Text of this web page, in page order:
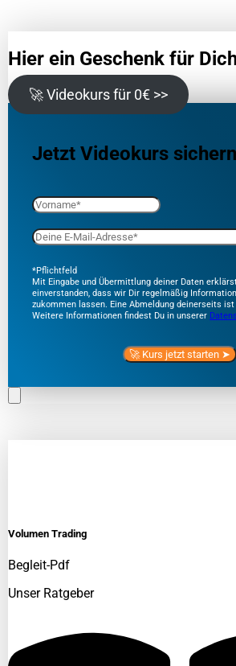
Hier ein Geschenk für
🚀 Videokurs für 0€ >>
Jetzt Videokurs sichern
*Pflichtfeld
Mit Eingabe und Übermittlung deiner Daten
einverstanden, dass wir Dir regelmäßig
zukommen lassen. Eine Abmeldung deinerseits
Weitere Informationen findest Du in unserer
Volumen Trading
Begleit-Pdf
Unser Ratgeber